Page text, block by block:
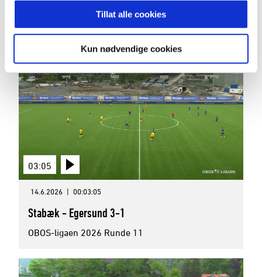
Tillat alle cookies
Kun nødvendige cookies
Egersund - Haugesund 5-2
OBOS-ligaen 2026 Runde 12
03:05
14.6.2026 | 00:03:05
Stabæk - Egersund 3-1
OBOS-ligaen 2026 Runde 11